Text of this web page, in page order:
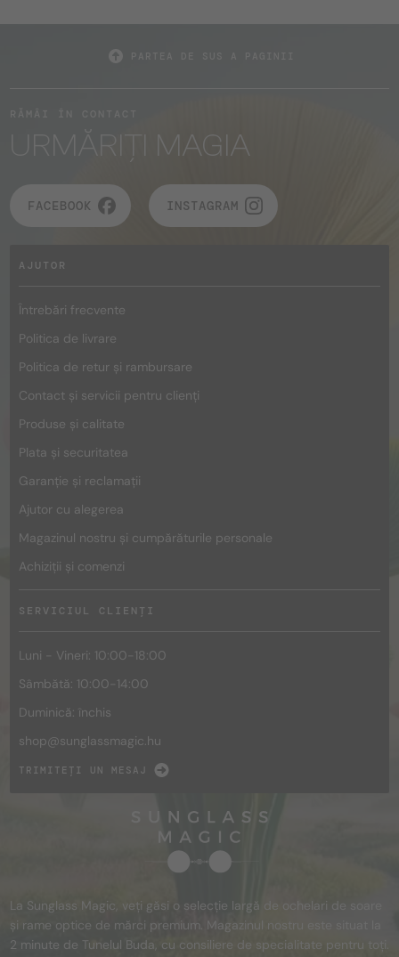
URMĂRIȚI MAGIA
FACEBOOK INSTAGRAM
AJUTOR
Întrebări frecvente
Politica de livrare
Politica de retur și rambursare
Contact și servicii pentru clienți
Produse și calitate
Plata și securitatea
Garanție și reclamații
Ajutor cu alegerea
Magazinul nostru și cumpărăturile personale
Achiziții și comenzi
SERVICIUL CLIENȚI
Luni - Vineri: 10:00-18:00
Sâmbătă: 10:00-14:00
Duminică: închis
shop@sunglassmagic.hu
TRIMITEȚI UN MESAJ
La Sunglass Magic, veți găsi o selecție largă de ochelari de soare
și rame optice de mărci premium. Magazinul nostru este situat la
2 minute de Tunelul Buda, cu consiliere de specialitate pentru toți.